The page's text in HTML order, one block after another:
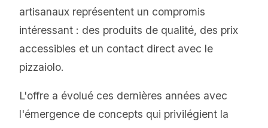
artisanaux représentent un compromis
intéressant : des produits de qualité, des prix
accessibles et un contact direct avec le
pizzaiolo.
L'offre a évolué ces dernières années avec
l'émergence de concepts qui privilégient la